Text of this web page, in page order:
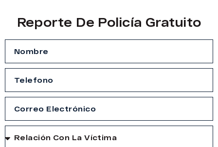
Reporte De Policía Gratuito